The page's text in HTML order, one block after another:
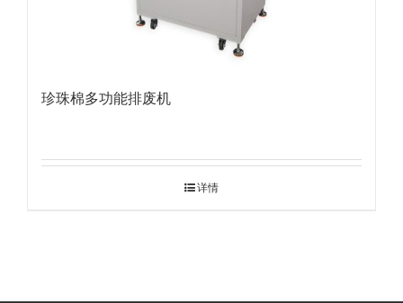
珍珠棉多功能排废机
详情